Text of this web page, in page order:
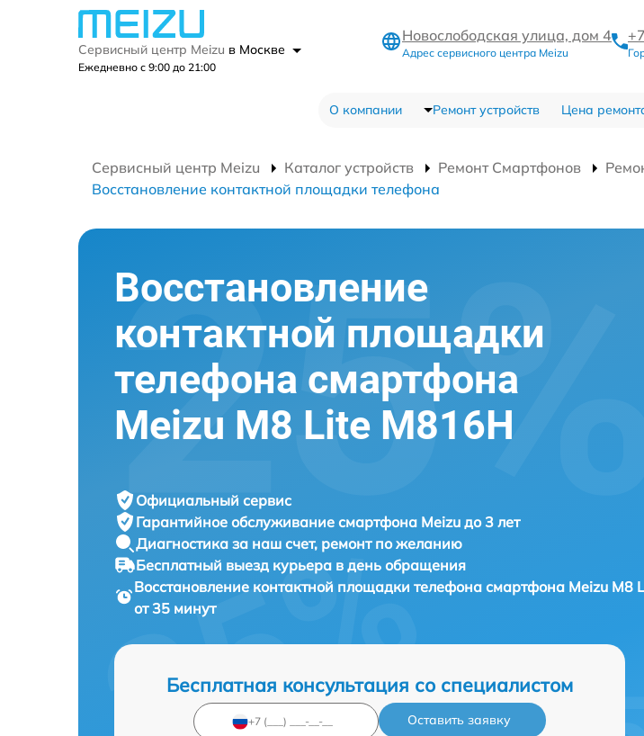
Сервисный центр Meizu в Москве
Ежедневно с 9:00 до 21:00
Новослободская улица, дом 4
Адрес сервисного центра Meizu
О компании Ремонт устройств Цена
Сервисный центр Meizu Каталог устройств Ремонт Смартфонов
Восстановление контактной площадки телефона
Восстановление
контактной площадки
телефона смартфона
Meizu M8 Lite M816H
Официальный сервис
Гарантийное обслуживание смартфона Meizu до 3 лет
Диагностика за наш счет, ремонт по желанию
Бесплатный выезд курьера в день обращения
Восстановление контактной площадки телефона смартфона Meizu M8
от 35 минут
Бесплатная консультация со специалистом
Оставить заявку